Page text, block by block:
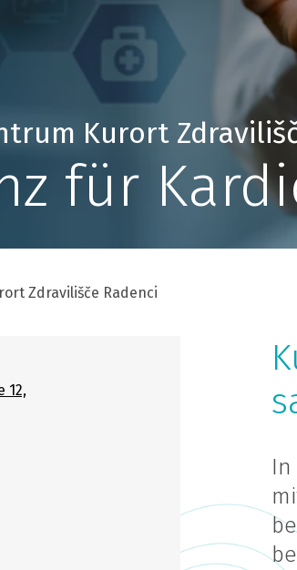
Kurort
für
Zdravilišče Radenci
In
12,